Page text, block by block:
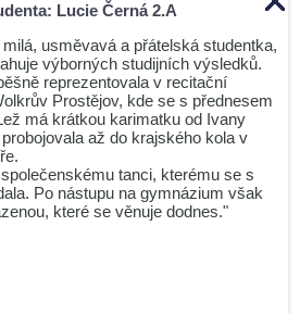
KONTAKTY
PROJEKTY
O STUDIUM
na dálku (*.pdf)
za rok 2020 (*.pdf)
z Edinburghu (DofE)
Lucie Černá 2.A
usměvavá a přátelská studentka,
výborných studijních výsledků.
reprezentovala v recitační
Prostějov, kde se s přednesem
má krátkou karimatku od Ivany
až do krajského kola v
tanci, kterému se s
Po nástupu na gymnázium však
které se věnuje dodnes."